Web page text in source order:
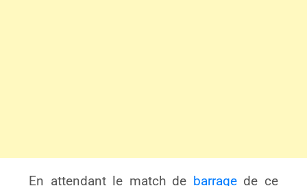
En attendant le match de barragede ce